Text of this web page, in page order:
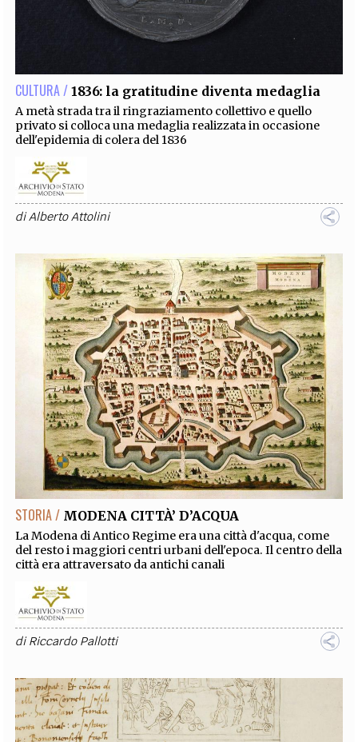
CULTURA / 1836: la gratitudine diventa medaglia
A metà strada tra il ringraziamento collettivo e quello
privato si colloca una medaglia realizzata in occasione
dell'epidemia di colera del 1836
diAlberto Attolini
STORIA / MODENA CITTÀ’ D’ACQUA
La Modena di Antico Regime era una città d'acqua, come
del resto i maggiori centri urbani dell'epoca. Il centro della
città era attraversato da antichi canali
diRiccardo Pallotti